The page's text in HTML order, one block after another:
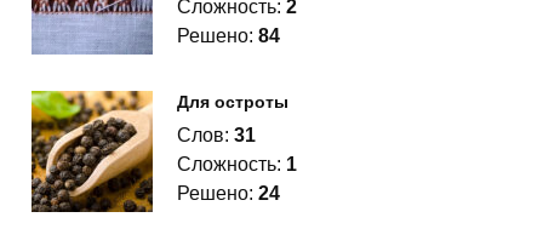
Сложность: 2
Решено: 84
Для остроты
Слов: 31
Сложность: 1
Решено: 24